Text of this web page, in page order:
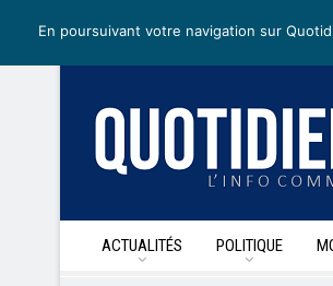
jeudi 7 mai 2020 I Édition de la
ACTUALITÉS POLITIQUE
En poursuivant votre navigation sur